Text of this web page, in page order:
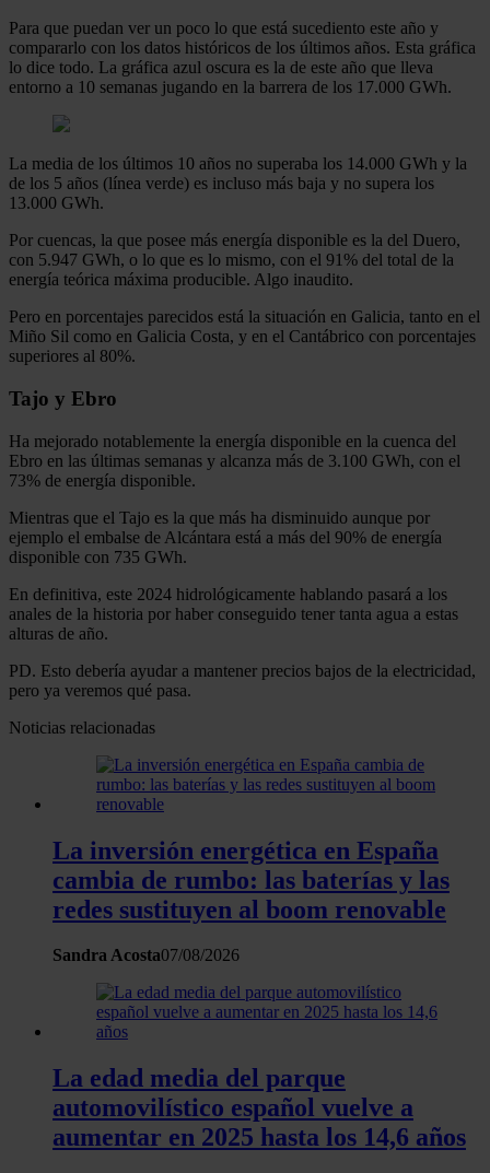
Para que puedan ver un poco lo que está sucediento este año y
compararlo con los datos históricos de los últimos años. Esta gráfica
lo dice todo. La gráfica azul oscura es la de este año que lleva
entorno a 10 semanas jugando en la barrera de los 17.000 GWh.
La media de los últimos 10 años no superaba los 14.000 GWh y la
de los 5 años (línea verde) es incluso más baja y no supera los
13.000 GWh.
Por cuencas, la que posee más energía disponible es la del Duero,
con 5.947 GWh, o lo que es lo mismo, con el 91% del total de la
energía teórica máxima producible. Algo inaudito.
Pero en porcentajes parecidos está la situación en Galicia, tanto en el
Miño Sil como en Galicia Costa, y en el Cantábrico con porcentajes
superiores al 80%.
Tajo y Ebro
Ha mejorado notablemente la energía disponible en la cuenca del
Ebro en las últimas semanas y alcanza más de 3.100 GWh, con el
73% de energía disponible.
Mientras que el Tajo es la que más ha disminuido aunque por
ejemplo el embalse de Alcántara está a más del 90% de energía
disponible con 735 GWh.
En definitiva, este 2024 hidrológicamente hablando pasará a los
anales de la historia por haber conseguido tener tanta agua a estas
alturas de año.
PD. Esto debería ayudar a mantener precios bajos de la electricidad,
pero ya veremos qué pasa.
Noticias relacionadas
La inversión energética en España
cambia de rumbo: las baterías y las
redes sustituyen al boom renovable
Sandra Acosta07/08/2026
La edad media del parque
automovilístico español vuelve a
aumentar en 2025 hasta los 14,6 años